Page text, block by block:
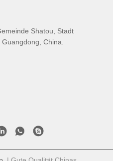
Shatou, Stadt
China.